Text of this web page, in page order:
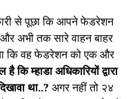
से पूछा कि आपने फेडरेशन
अभी तक सारे वाहन बाहर
कि वह फेडरेशन को एक और
म्हाडा अधिकारियों द्वारा
था..? अगर नहीं तो २४